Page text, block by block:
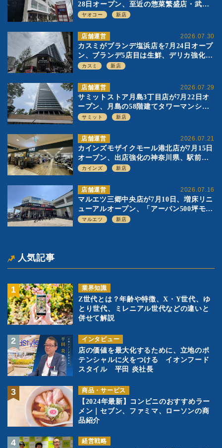
28日オープン、至近の惣菜繁盛店・武蔵
浦和店とは生鮮強化、ですみ分け
ヤオコー 新店
2026.07.30
店舗運営
カスミがブランデ塩浜店を7月24日オープ
ン、ブランデ5店目は生鮮、デリカ強化の
一方で通常店の要素も取り入れ
カスミ 新店
2026.07.29
店舗運営
サミットストア月島3丁目店が7月22日オ
ープン、月島の58階建てタワーマンショ
ン1階に生鮮強化の小商圏型店を出店
サミット 新店
2026.07.21
店舗運営
カインズモザイクモール港北店が7月15日
オープン、出店強化の神奈川県、駅前
SC2階の都市型小型店
カインズ 新店
2026.07.16
店舗運営
マルエツ三郷中央店が7月10日、増床リニ
ューアルオープン、「アーバン500坪モデ
ル」の実験を集大成、駅前立地受け、寿
マルエツ 新店
人気記事
業界知識
Z世代とは？年齢や特徴、X・Y世代、ゆ
とり世代、ミレニアル世代などの違いと
併せて解説
インタビュー
店の価値を最大化するために、立地のポ
テンシャルに火をつける イオンフード
スタイル 平田 炎社長
商品・サービス
【2024年最新】コンビニのおすすめラー
メン｜セブン、ファミマ、ローソンの商
品紹介
経営戦略